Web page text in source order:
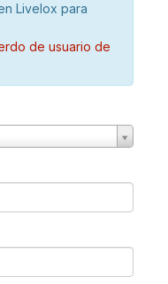
Livelox para
de usuario de